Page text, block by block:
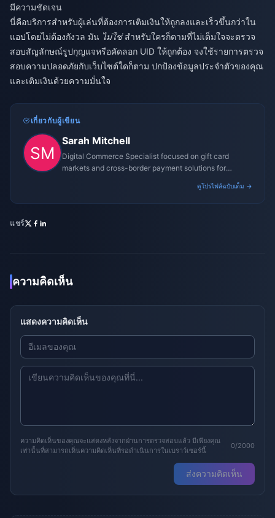
มีความชัดเจน
นี่คือบริการสำหรับผู้เล่นที่ต้องการเติมเงินให้ถูกลงและเร็วขึ้นกว่าใน
แอปโดยไม่ต้องกังวล มัน ไม่ใช่สำหรับใครก็ตามที่ไม่เต็มใจจะตรวจ
สอบสัญลักษณ์รูปกุญแจหรือคัดลอก UID ให้ถูกต้อง จงใช้รายการตรวจ
สอบความปลอดภัยกับเว็บไซต์ใดก็ตาม ปกป้องข้อมูลประจำตัวของคุณ
และเติมเงินด้วยความมั่นใจ
เกี่ยวกับผู้เขียน
Sarah Mitchell
Digital Commerce Specialist focused on gift card
markets and cross-border payment solutions for
ดูโปรไฟล์ฉบับเต็ม →
แชร์
ความคิดเห็น
แสดงความคิดเห็น
ความคิดเห็นของคุณจะแสดงหลังจากผ่านการตรวจสอบแล้ว มีเพียงคุณ
เท่านั้นที่สามารถเห็นความคิดเห็นที่รอดำเนินการในเบราว์เซอร์นี้
0/2000
ส่งความคิดเห็น